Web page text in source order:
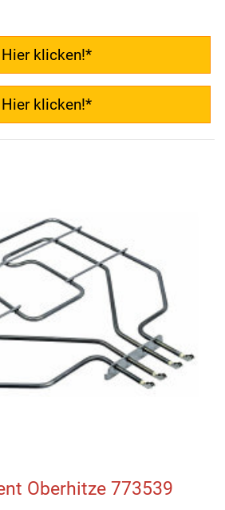
Hier klicken!*
Hier klicken!*
Oberhitze 773539